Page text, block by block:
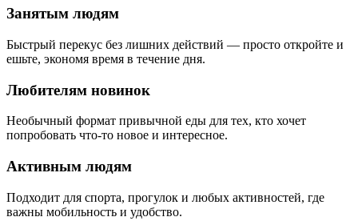
Занятым людям
Быстрый перекус без лишних действий — просто откройте и
ешьте, экономя время в течение дня.
Любителям новинок
Необычный формат привычной еды для тех, кто хочет
попробовать что-то новое и интересное.
Активным людям
Подходит для спорта, прогулок и любых активностей, где
важны мобильность и удобство.